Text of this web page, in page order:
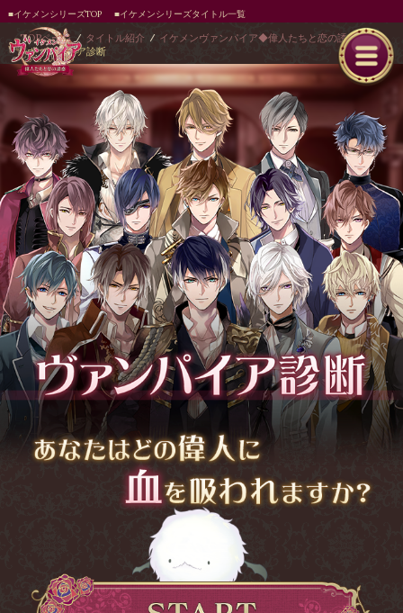
■イケメンシリーズTOP ■イケメンシリーズタイトル一覧
TOPページ タイトル紹介
イケメンヴァンパイア◆偉人たちと恋の誘惑
ヴァンパイア診断